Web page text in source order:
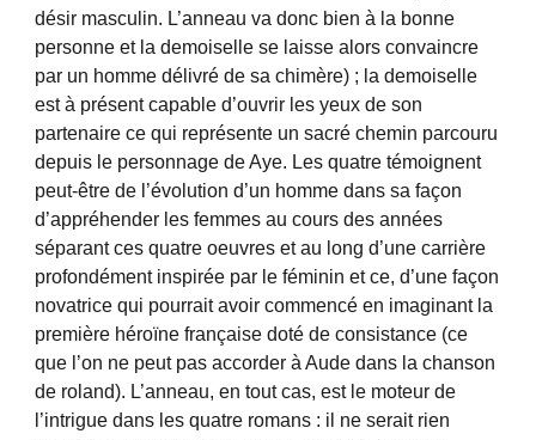
désir masculin. L’anneau va donc bien à la bonne
personne et la demoiselle se laisse alors convaincre
par un homme délivré de sa chimère) ; la demoiselle
est à présent capable d’ouvrir les yeux de son
partenaire ce qui représente un sacré chemin parcouru
depuis le personnage de Aye. Les quatre témoignent
peut-être de l’évolution d’un homme dans sa façon
d’appréhender les femmes au cours des années
séparant ces quatre oeuvres et au long d’une carrière
profondément inspirée par le féminin et ce, d’une façon
novatrice qui pourrait avoir commencé en imaginant la
première héroïne française doté de consistance (ce
que l’on ne peut pas accorder à Aude dans la chanson
de roland). L’anneau, en tout cas, est le moteur de
l’intrigue dans les quatre romans : il ne serait rien